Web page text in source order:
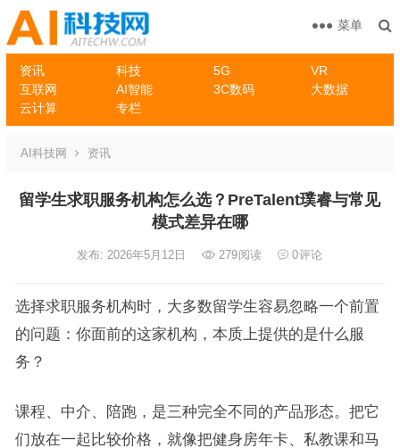
资讯 科技 5G
VR
互联网
AI智能 3C数码
大数据
云计算
专栏
菜单
AI科技网 资讯
留学生求职服务机构怎么选？PreTalent璞睿与常见
模式差异在哪
发布: 2026年5月12日 279阅读 0评论
选择求职服务机构时，大多数留学生容易忽略一个前置
的问题：你面前的这家机构，本质上提供的是什么服
务？
课程、中介、陪跑，是三种完全不同的产品形态。把它
们放在一起比较价格，就像把健身房年卡、私教课和马